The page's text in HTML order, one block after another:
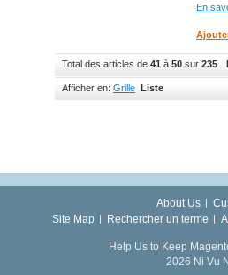
En
Total des articles de 41 à 50 sur 235
Afficher en: Grille Liste
About Us
Site Map
Rechercher un terme
Help Us to Keep
2026 Ni Vu